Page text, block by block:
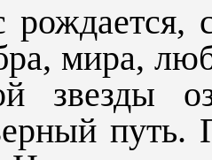
мира,
звезды